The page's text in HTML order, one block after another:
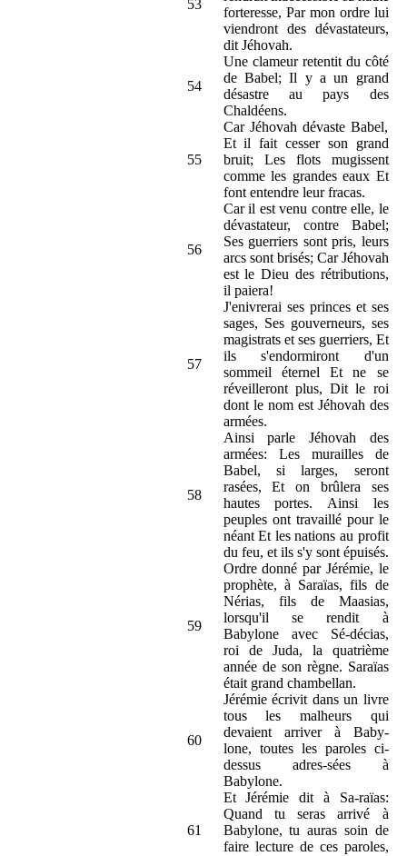
53
forteresse, Par mon ordre lui
viendront des dévastateurs,
dit Jéhovah.
54
Une clameur retentit du côté
de Babel; Il y a un grand
désastre au pays des
Chaldéens.
55
Car Jéhovah dévaste Babel,
Et il fait cesser son grand
bruit; Les flots mugissent
comme les grandes eaux Et
font entendre leur fracas.
56
Car il est venu contre elle, le
dévastateur, contre Babel;
Ses guerriers sont pris, leurs
arcs sont brisés; Car Jéhovah
est le Dieu des rétributions,
il paiera!
57
J'enivrerai ses princes et ses
sages, Ses gouverneurs, ses
magistrats et ses guerriers, Et
ils s'endormiront d'un
sommeil éternel Et ne se
réveilleront plus, Dit le roi
dont le nom est Jéhovah des
armées.
58
Ainsi parle Jéhovah des
armées: Les murailles de
Babel, si larges, seront
rasées, Et on brûlera ses
hautes portes. Ainsi les
peuples ont travaillé pour le
néant Et les nations au profit
du feu, et ils s'y sont épuisés.
59
Ordre donné par Jérémie, le
prophète, à Saraïas, fils de
Nérias, fils de Maasias,
lorsqu'il se rendit à
Babylone avec Sé-décias,
roi de Juda, la quatrième
année de son règne. Saraïas
était grand chambellan.
60
Jérémie écrivit dans un livre
tous les malheurs qui
devaient arriver à Baby-
lone, toutes les paroles ci-
dessus adres-sées à
Babylone.
61
Et Jérémie dit à Sa-raïas:
Quand tu seras arrivé à
Babylone, tu auras soin de
faire lecture de ces paroles,